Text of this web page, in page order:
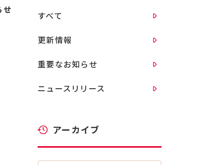
せ すべて
更新情報
重要なお知らせ
ニュースリリース
アーカイブ